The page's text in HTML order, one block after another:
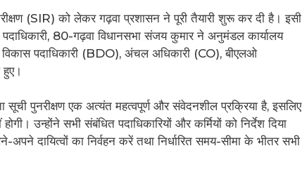
(SIR) को लेकर गढ़वा प्रशासन ने पूरी तैयारी शुरू कर दी है। इसी
80-गढ़वा विधानसभा संजय कुमार ने अनुमंडल कार्यालय
पदाधिकारी (BDO), अंचल अधिकारी (CO), बीएलओ
हुए।
पुनरीक्षण एक अत्यंत महत्वपूर्ण और संवेदनशील प्रक्रिया है, इसलिए
उन्होंने सभी संबंधित पदाधिकारियों और कर्मियों को निर्देश दिया
अपने दायित्वों का निर्वहन करें तथा निर्धारित समय-सीमा के भीतर सभी